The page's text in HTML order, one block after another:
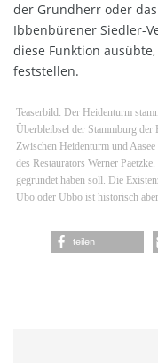
der Grundherr oder
Ibbenbürener Siedler-
diese Funktion
feststellen.
Teaserbild: Der Heidenturm
Überbleibsel der Stammburg der
Zwischen Heidenturm und
des Restaurators Werner
gegründet haben soll. Die
Ubo oder Ubbo ist historisch
teilen